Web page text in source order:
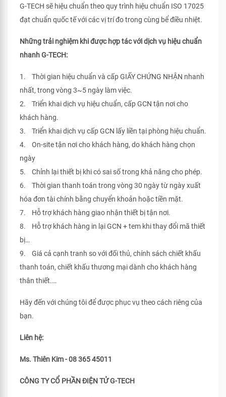
G-TECH sẽ hiệu chuẩn theo quy trình hiệu chuẩn ISO 17025
đạt chuẩn quốc tế với các vị trí đo trong cùng bể điều nhiệt.
Những trải nghiệm khi được hợp tác với dịch vụ hiệu chuẩn
nhanh G-TECH:
1. Thời gian hiệu chuẩn và cấp GIẤY CHỨNG NHẬN nhanh
nhất, trong vòng 3~5 ngày làm việc.
2. Triển khai dịch vụ hiệu chuẩn, cấp GCN tận nơi cho
khách hàng.
3. Triển khai dịch vụ cấp GCN lấy liền tại phòng hiệu chuẩn.
4. On-site tận nơi cho khách hàng, do khách hàng chọn
ngày
5. Chỉnh lại thiết bị khi có sai số trong khả năng cho phép.
6. Thời gian thanh toán trong vòng 30 ngày từ ngày xuất
hóa đơn tài chính bằng chuyển khoản hoặc tiền mặt.
7. Hỗ trợ khách hàng giao nhận thiết bị tận nơi.
8. Hỗ trợ khách hàng in lại GCN + tem khi thay đổi mã thiết
bị…
9. Giá cả cạnh tranh so với đối thủ, chính sách chiết khấu
thanh toán, chiết khấu thương mại dành cho khách hàng
thân thiết.…
Hãy đến với chúng tôi để được phục vụ theo cách riêng của
bạn.
Liên hệ:
Ms. Thiên Kim - 08 365 45011
CÔNG TY CỔ PHẦN ĐIỆN TỬ G-TECH